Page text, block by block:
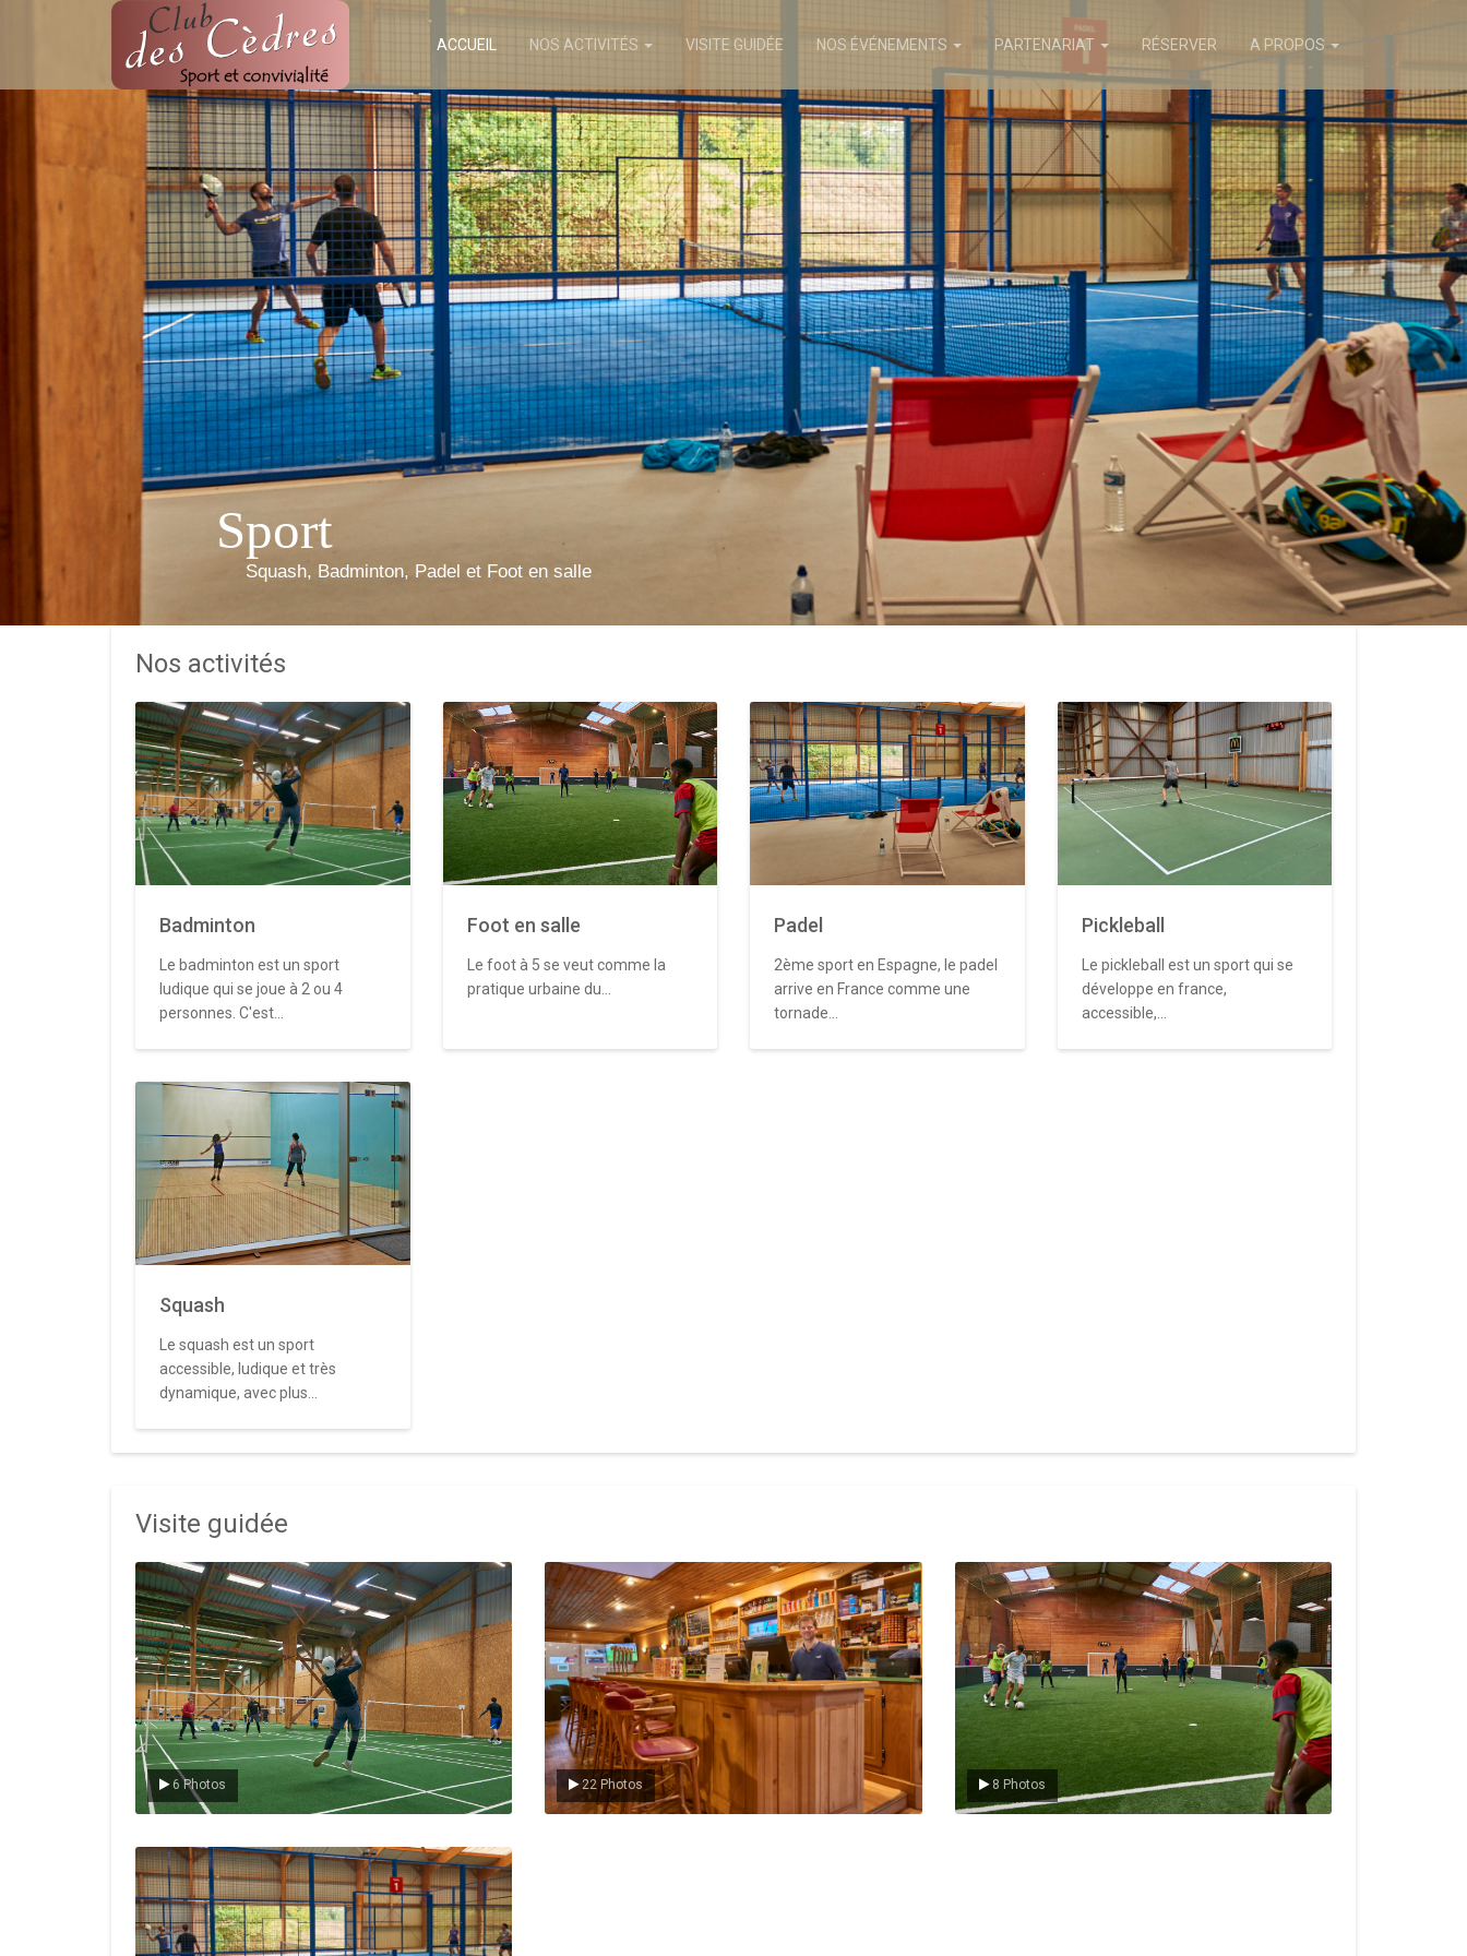
ACCUEIL NOS ACTIVITÉS VISITE GUIDÉE NOS ÉVÉNEMENTS PARTENARIAT RÉSERVER A PROPOS
Sport
Squash, Badminton, Padel et Foot en salle
Nos activités
Badminton
Le badminton est un sport
ludique qui se joue à 2 ou 4
personnes. C'est...
Foot en salle
Le foot à 5 se veut comme la
pratique urbaine du...
Padel
2ème sport en Espagne, le padel
arrive en France comme une
tornade...
Pickleball
Le pickleball est un sport qui se
développe en france,
accessible,...
Squash
Le squash est un sport
accessible, ludique et très
dynamique, avec plus...
Visite guidée
6 Photos
Le badminton
22 Photos
Le Club
8 Photos
Le foot en salle
Le padel